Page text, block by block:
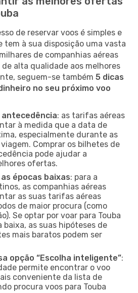
de reservar voos é simples e
tem à sua disposição uma vasta
de companhias aéreas
alta qualidade aos melhores
seguem-se também 5 dicas
no seu próximo voo
antecedência: as tarifas aéreas
à medida que a data de
especialmente durante as
Comprar os bilhetes de
pode ajudar a
ofertas.
épocas baixas: para a
as companhias aéreas
as suas tarifas aéreas
de maior procura (como
Se optar por voar para Touba
baixa, as suas hipóteses de
mais baratos podem ser
opção “Escolha inteligente”:
permite encontrar o voo
conveniente da lista de
procura voos para Touba